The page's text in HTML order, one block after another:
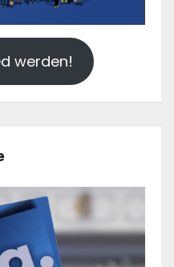
werden!